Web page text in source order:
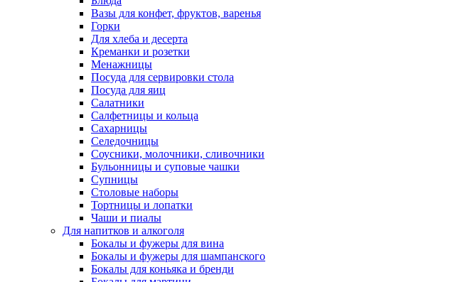
Вазы для конфет, фруктов, варенья
Горки
Для хлеба и десерта
Креманки и розетки
Менажницы
Посуда для сервировки стола
Посуда для яиц
Салатники
Салфетницы и кольца
Сахарницы
Селедочницы
Соусники, молочники, сливочники
Бульонницы и суповые чашки
Супницы
Столовые наборы
Тортницы и лопатки
Чаши и пиалы
Для напитков и алкоголя
Бокалы и фужеры для вина
Бокалы и фужеры для шампанского
Бокалы для коньяка и бренди